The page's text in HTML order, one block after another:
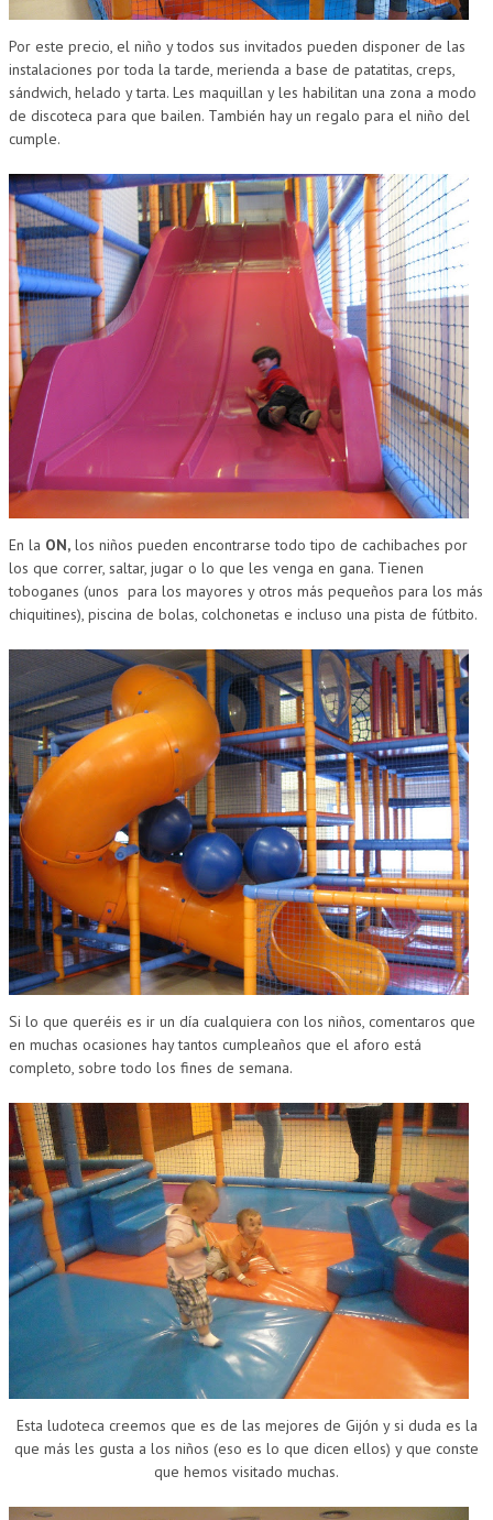
Por este precio, el niño y todos sus invitados pueden disponer de las
instalaciones por toda la tarde, merienda a base de patatitas, creps,
sándwich, helado y tarta. Les maquillan y les habilitan una zona a modo
de discoteca para que bailen. También hay un regalo para el niño del
cumple.
En la ON, los niños pueden encontrarse todo tipo de cachibaches por
los que correr, saltar, jugar o lo que les venga en gana. Tienen
toboganes (unos para los mayores y otros más pequeños para los más
chiquitines), piscina de bolas, colchonetas e incluso una pista de fútbito.
Si lo que queréis es ir un día cualquiera con los niños, comentaros que
en muchas ocasiones hay tantos cumpleaños que el aforo está
completo, sobre todo los fines de semana.
Esta ludoteca creemos que es de las mejores de Gijón y si duda es la
que más les gusta a los niños (eso es lo que dicen ellos) y que conste
que hemos visitado muchas.